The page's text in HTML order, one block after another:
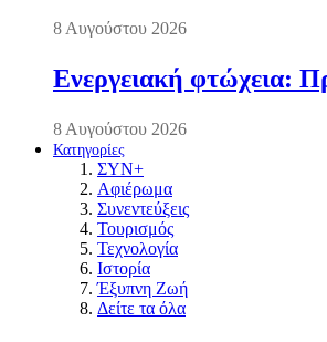
8 Αυγούστου 2026
Ενεργειακή φτώχεια:
8 Αυγούστου 2026
Κατηγορίες
ΣΥΝ+
Αφιέρωμα
Συνεντεύξεις
Τουρισμός
Τεχνολογία
Ιστορία
Έξυπνη Ζωή
Δείτε τα όλα